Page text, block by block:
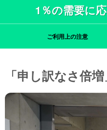
1％の需要に
ご利用上の注意
「申し訳なさ倍